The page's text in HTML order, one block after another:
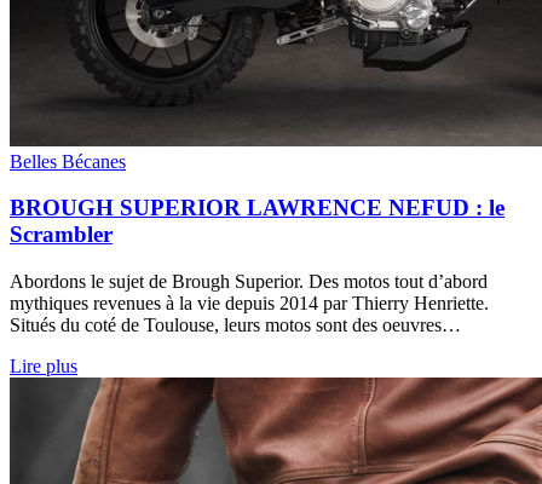
Belles Bécanes
BROUGH SUPERIOR LAWRENCE NEFUD : le
Scrambler
Abordons le sujet de Brough Superior. Des motos tout d’abord
mythiques revenues à la vie depuis 2014 par Thierry Henriette.
Situés du coté de Toulouse, leurs motos sont des oeuvres…
Lire plus